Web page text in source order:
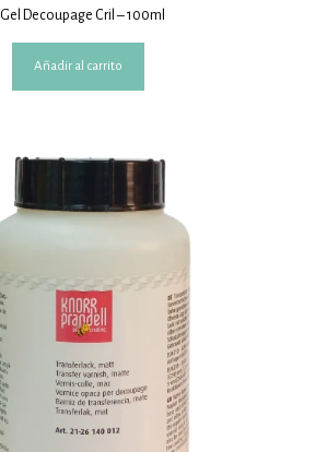
Gel Decoupage Cril – 100ml
Añadir al carrito